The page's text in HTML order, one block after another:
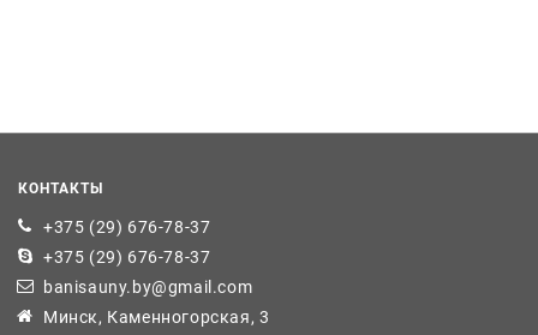
КОНТАКТЫ
+375 (29) 676-78-37
+375 (29) 676-78-37
banisauny.by@gmail.com
Минск, Каменногорская, 3